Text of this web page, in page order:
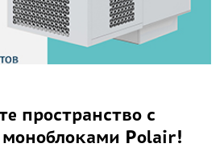
пространство с
Polair!